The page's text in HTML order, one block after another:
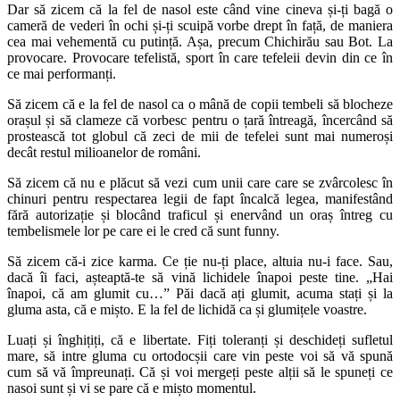
Dar să zicem că la fel de nasol este când vine cineva și-ți bagă o
cameră de vederi în ochi și-ți scuipă vorbe drept în față, de maniera
cea mai vehementă cu putință. Așa, precum Chichirău sau Bot. La
provocare. Provocare tefelistă, sport în care tefeleii devin din ce în
ce mai performanți.
Să zicem că e la fel de nasol ca o mână de copii tembeli să blocheze
orașul și să clameze că vorbesc pentru o țară întreagă, încercând să
prostească tot globul că zeci de mii de tefelei sunt mai numeroși
decât restul milioanelor de români.
Să zicem că nu e plăcut să vezi cum unii care care se zvârcolesc în
chinuri pentru respectarea legii de fapt încalcă legea, manifestând
fără autorizație și blocând traficul și enervând un oraș întreg cu
tembelismele lor pe care ei le cred că sunt funny.
Să zicem că-i zice karma. Ce ție nu-ți place, altuia nu-i face. Sau,
dacă îi faci, așteaptă-te să vină lichidele înapoi peste tine. „Hai
înapoi, că am glumit cu…” Păi dacă ați glumit, acuma stați și la
gluma asta, că e mișto. E la fel de lichidă ca și glumițele voastre.
Luați și înghițiți, că e libertate. Fiți toleranți și deschideți sufletul
mare, să intre gluma cu ortodocșii care vin peste voi să vă spună
cum să vă împreunați. Că și voi mergeți peste alții să le spuneți ce
nasoi sunt și vi se pare că e mișto momentul.